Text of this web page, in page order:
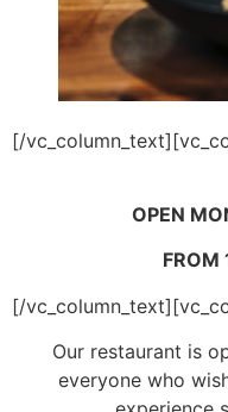
[/
OPEN
[/
Our restaurant is
everyone who